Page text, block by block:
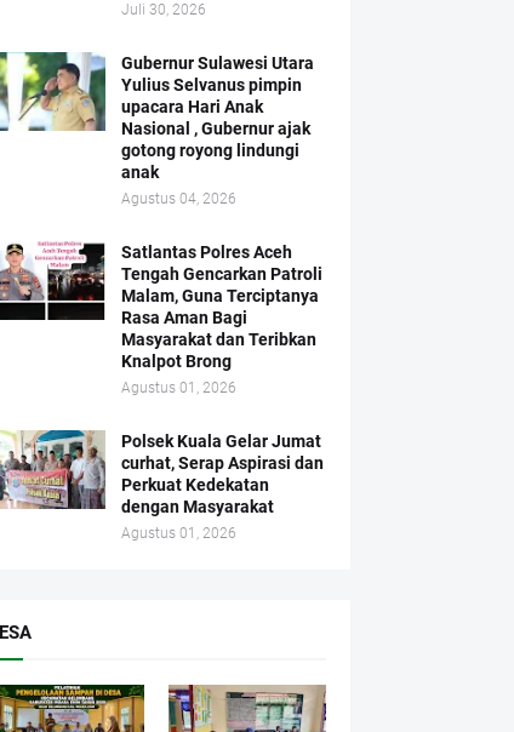
Juli 30, 2026
Gubernur Sulawesi Utara
Yulius Selvanus pimpin
upacara Hari Anak
Nasional , Gubernur ajak
gotong royong lindungi
anak
Agustus 04, 2026
Satlantas Polres Aceh
Tengah Gencarkan Patroli
Malam, Guna Terciptanya
Rasa Aman Bagi
Masyarakat dan Teribkan
Knalpot Brong
Agustus 01, 2026
Polsek Kuala Gelar Jumat
curhat, Serap Aspirasi dan
Perkuat Kedekatan
dengan Masyarakat
Agustus 01, 2026